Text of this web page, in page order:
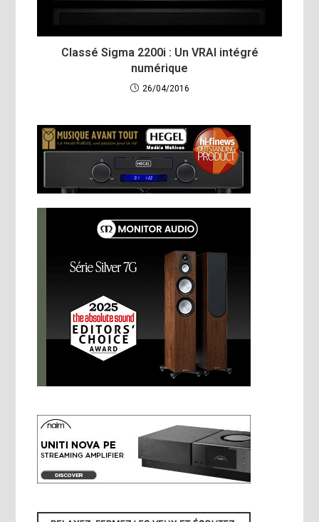
Classé Sigma 2200i : Un VRAI intégré
numérique
26/04/2016